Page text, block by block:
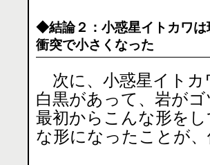
◆結論２：小惑星イトカワは
衝突で小さくなった
次に、小惑星イトカ
白黒があって、岩が
最初からこんな形を
な形になったことが